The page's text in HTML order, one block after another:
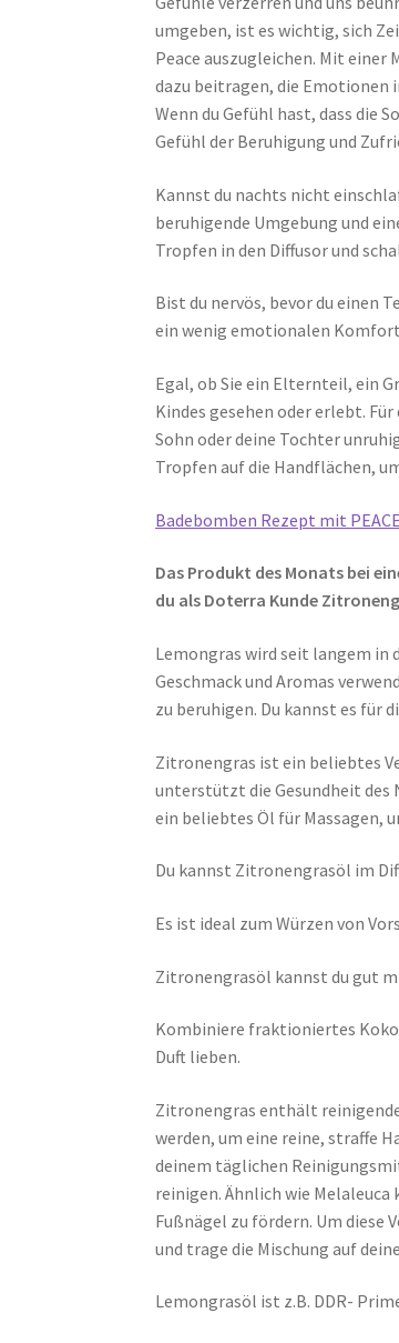
umgeben, ist es wichtig, sich
Peace auszugleichen. Mit einer
dazu beitragen, die Emotionen
Wenn du Gefühl hast, dass die
Gefühl der Beruhigung und
Kannst du nachts nicht
beruhigende Umgebung und
Tropfen in den Diffusor und
Bist du nervös, bevor du einen
ein wenig emotionalen
Egal, ob Sie ein Elternteil, ein
Kindes gesehen oder erlebt. Für
Sohn oder deine Tochter
Tropfen auf die Handflächen,
Badebomben Rezept mit PEACE
Das Produkt des Monats bei
du als Doterra Kunde
Lemongras wird seit langem in
Geschmack und Aromas
zu beruhigen. Du kannst es für
Zitronengras ist ein beliebtes
unterstützt die Gesundheit des
ein beliebtes Öl für Massagen,
Du kannst Zitronengrasöl im
Es ist ideal zum Würzen von
Zitronengrasöl kannst du gut
Kombiniere fraktioniertes
Duft lieben.
Zitronengras enthält
werden, um eine reine, straffe
deinem täglichen
reinigen. Ähnlich wie
Fußnägel zu fördern. Um
und trage die Mischung auf
Lemongrasöl ist z.B. DDR-